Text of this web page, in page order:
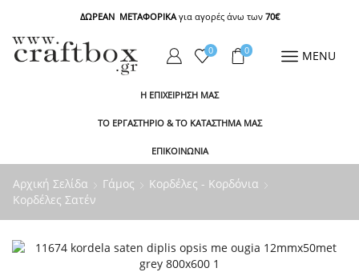
ΔΩΡΕΑΝ ΜΕΤΑΦΟΡΙΚΑγια αγορές άνω των 70€
0 0 MENU
Η ΕΠΙΧΕΙΡΗΣΗ ΜΑΣ
ΤΟ ΕΡΓΑΣΤΗΡΙΟ & ΤΟ ΚΑΤΑΣΤΗΜΑ ΜΑΣ
ΕΠΙΚΟΙΝΩΝΙΑ
Αρχική Σελίδα Γάμος
Κορδέλες - Κορδόνια
Κορδέλες Σατέν